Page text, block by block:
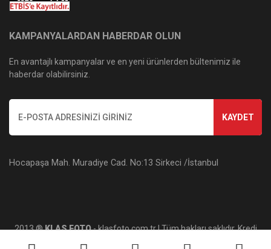
KAMPANYALARDAN HABERDAR OLUN
En avantajlı kampanyalar ve en yeni ürünlerden bültenimiz ile
haberdar olabilirsiniz.
KAYDET
Hocapaşa Mah. Muradiye Cad. No:13 Sirkeci /İstanbul
2013 ®KLAS FOTO- klasfoto.com.tr | Tüm hakları saklıdır. Kredi